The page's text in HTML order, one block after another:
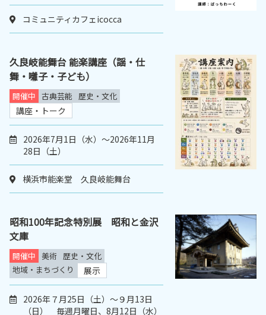
コミュニティカフェicocca
久良岐能舞台 能楽講座（謡・仕
舞・囃子・子ども）
開催中 古典芸能 歴史・文化
講座・トーク
2026年7月1日（水）～2026年11月
28日（土）
横浜市能楽堂 久良岐能舞台
昭和100年記念特別展 昭和と金沢
文庫
開催中 美術 歴史・文化
地域・まちづくり
展示
2026年７月25日（土）～９月13日
（日） 毎週月曜日、8月12日（水）